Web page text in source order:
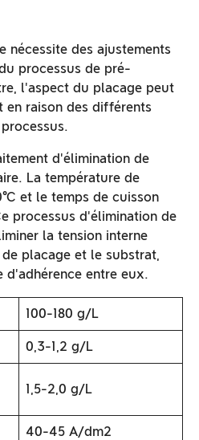
nécessite des ajustements
processus de pré-
l'aspect du placage peut
en raison des différents
d'élimination de
La température de
et le temps de cuisson
processus d'élimination de
la tension interne
placage et le substrat,
entre eux.
100-180 g/L
0,3-1,2 g/L
1,5-2,0 g/L
40-45 A/dm2